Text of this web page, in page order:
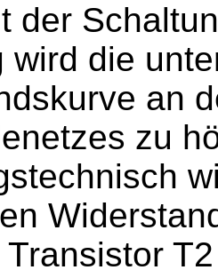
der
wird die
an
zu